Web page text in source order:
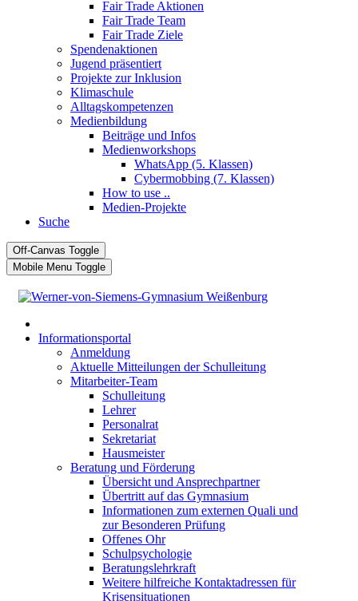
Fair Trade Aktionen
Fair Trade Team
Fair Trade Ziele
Spendenaktionen
Jugend präsentiert
Projekte zur Inklusion
Klimaschule
Alltagskompetenzen
Medienbildung
Beiträge und Infos
Medienworkshops
WhatsApp (5. Klassen)
Cybermobbing (7. Klassen)
How to use ..
Medien-Projekte
Suche
Off-Canvas Toggle
Mobile Menu Toggle
Informationsportal
Anmeldung
Aktuelle Mitteilungen der Schulleitung
Mitarbeiter-Team
Schulleitung
Lehrer
Personalrat
Sekretariat
Hausmeister
Beratung und Förderung
Übersicht und Ansprechpartner
Übertritt auf das Gymnasium
Informationen zum externen Quali und
zur Besonderen Prüfung
Offenes Ohr
Schulpsychologie
Beratungslehrkraft
Weitere hilfreiche Kontaktadressen für
Krisensituationen